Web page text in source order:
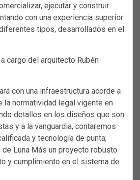
ejecutar y construir
con una experiencia superior
tipos, desarrollados en el
cargo del arquitecto Rubén
con una infraestructura acorde a
la normatividad legal vigente en
detalles en los diseños que son
y a la vanguardia, contaremos
y tecnología de punta;
Luna Más un proyecto robusto
y cumplimiento en el sistema de